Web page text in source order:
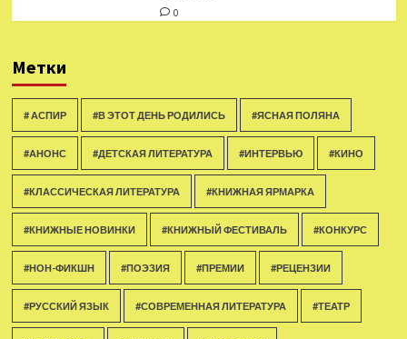
0
Метки
# АСПИР #В ЭТОТ ДЕНЬ РОДИЛИСЬ #ЯСНАЯ ПОЛЯНА
#АНОНС #ДЕТСКАЯ ЛИТЕРАТУРА #ИНТЕРВЬЮ #КИНО
#КЛАССИЧЕСКАЯ ЛИТЕРАТУРА #КНИЖНАЯ ЯРМАРКА
#КНИЖНЫЕ НОВИНКИ #КНИЖНЫЙ ФЕСТИВАЛЬ #КОНКУРС
#НОН-ФИКШН #ПОЭЗИЯ #ПРЕМИИ #РЕЦЕНЗИИ
#РУССКИЙ ЯЗЫК #СОВРЕМЕННАЯ ЛИТЕРАТУРА #ТЕАТР